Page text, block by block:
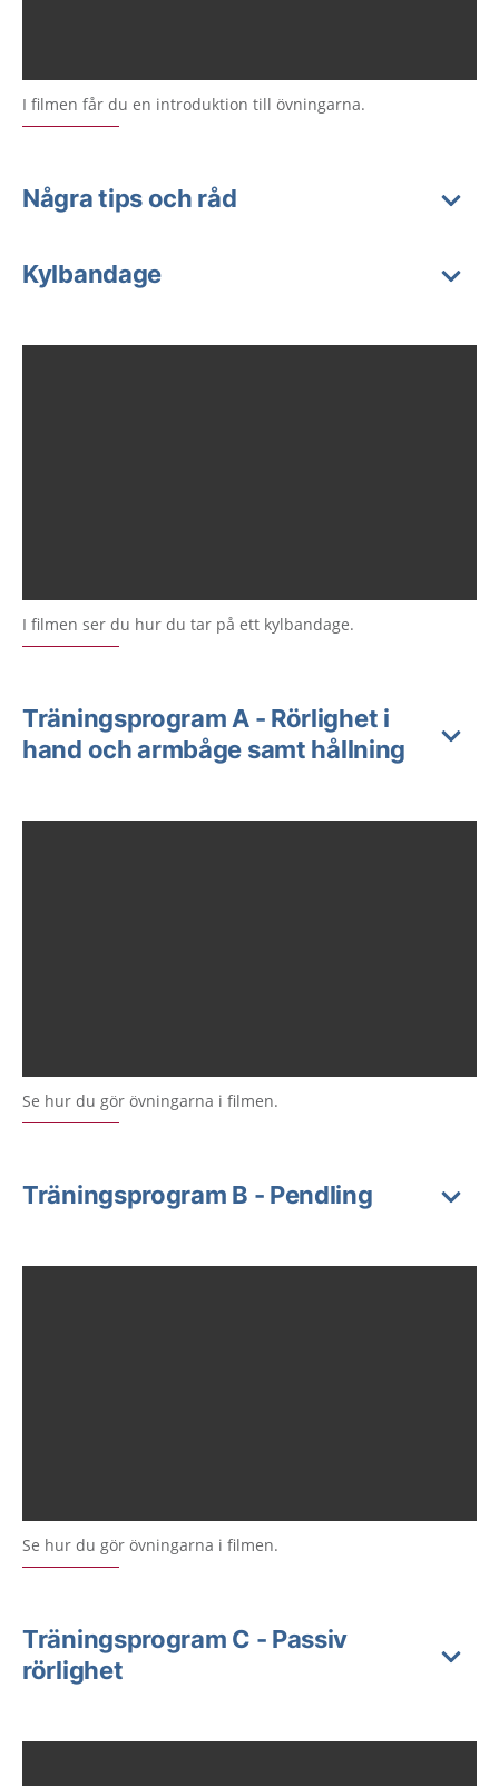
I filmen får du en introduktion till övningarna.
Några tips och råd
Kylbandage
I filmen ser du hur du tar på ett kylbandage.
Träningsprogram A - Rörlighet i
hand och armbåge samt hållning
Se hur du gör övningarna i filmen.
Träningsprogram B - Pendling
Se hur du gör övningarna i filmen.
Träningsprogram C - Passiv
rörlighet